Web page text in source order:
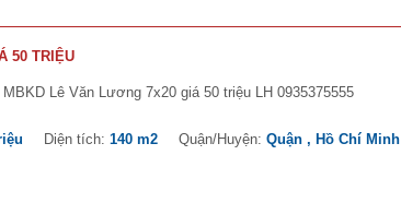
50 TRIỆU
MBKD Lê Văn Lương 7x20 giá 50 triệu LH 0935375555
Diện tích: 140 m2 Quận/Huyện: Quận , Hồ Chí Minh